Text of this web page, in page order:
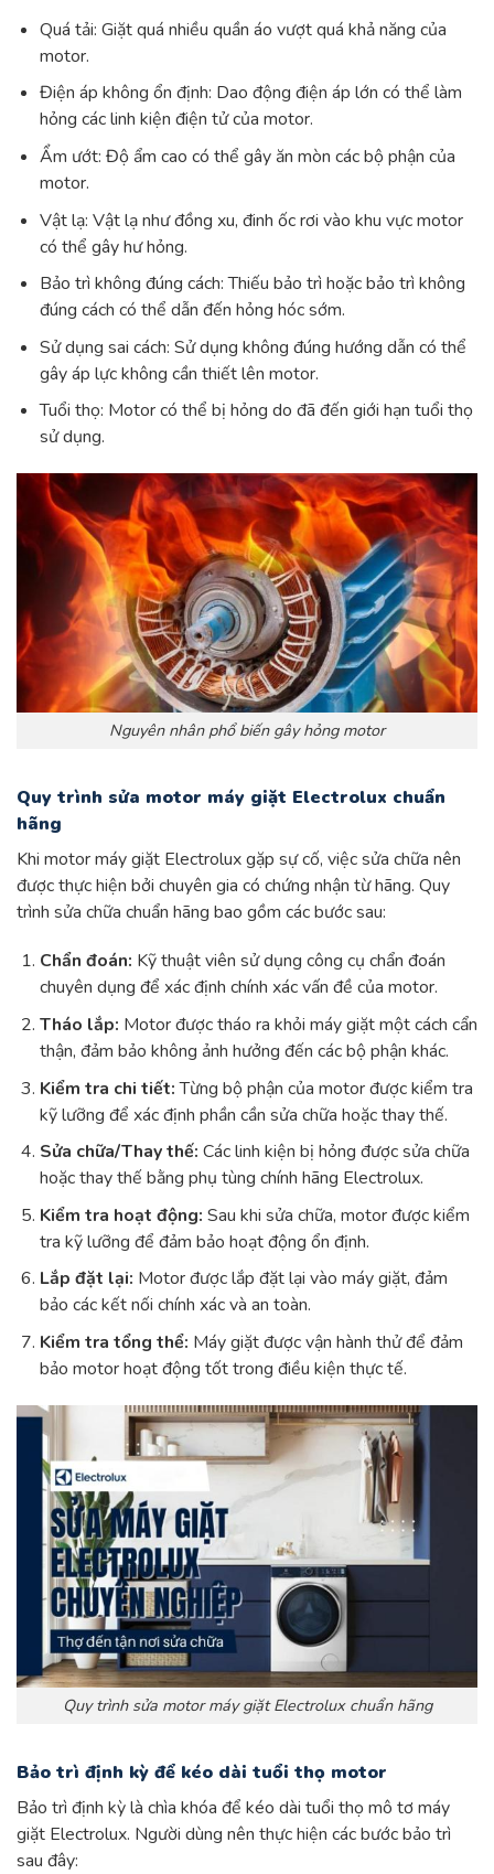
Quá tải: Giặt quá nhiều quần áo vượt quá khả năng của
motor.
Điện áp không ổn định: Dao động điện áp lớn có thể làm
hỏng các linh kiện điện tử của motor.
Ẩm ướt: Độ ẩm cao có thể gây ăn mòn các bộ phận của
motor.
Vật lạ: Vật lạ như đồng xu, đinh ốc rơi vào khu vực motor
có thể gây hư hỏng.
Bảo trì không đúng cách: Thiếu bảo trì hoặc bảo trì không
đúng cách có thể dẫn đến hỏng hóc sớm.
Sử dụng sai cách: Sử dụng không đúng hướng dẫn có thể
gây áp lực không cần thiết lên motor.
Tuổi thọ: Motor có thể bị hỏng do đã đến giới hạn tuổi thọ
sử dụng.
Nguyên nhân phổ biến gây hỏng motor
Quy trình sửa motor máy giặt Electrolux chuẩn
hãng
Khi motor máy giặt Electrolux gặp sự cố, việc sửa chữa nên
được thực hiện bởi chuyên gia có chứng nhận từ hãng. Quy
trình sửa chữa chuẩn hãng bao gồm các bước sau:
Chẩn đoán: Kỹ thuật viên sử dụng công cụ chẩn đoán
chuyên dụng để xác định chính xác vấn đề của motor.
Tháo lắp: Motor được tháo ra khỏi máy giặt một cách cẩn
thận, đảm bảo không ảnh hưởng đến các bộ phận khác.
Kiểm tra chi tiết:Từng bộ phận của motor được kiểm tra
kỹ lưỡng để xác định phần cần sửa chữa hoặc thay thế.
Sửa chữa/Thay thế: Các linh kiện bị hỏng được sửa chữa
hoặc thay thế bằng phụ tùng chính hãng Electrolux.
Kiểm tra hoạt động: Sau khi sửa chữa, motor được kiểm
tra kỹ lưỡng để đảm bảo hoạt động ổn định.
Lắp đặt lại: Motor được lắp đặt lại vào máy giặt, đảm
bảo các kết nối chính xác và an toàn.
Kiểm tra tổng thể: Máy giặt được vận hành thử để đảm
bảo motor hoạt động tốt trong điều kiện thực tế.
Quy trình sửa motor máy giặt Electrolux chuẩn hãng
Bảo trì định kỳ để kéo dài tuổi thọ motor
Bảo trì định kỳ là chìa khóa để kéo dài tuổi thọ mô tơ máy
giặt Electrolux. Người dùng nên thực hiện các bước bảo trì
sau đây: